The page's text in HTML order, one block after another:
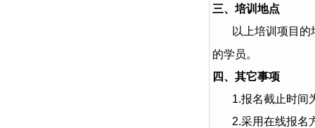
三、培训地点
以上培训项目
的学员。
四、其它事项
1.报名截止时间
2.采用在线报名